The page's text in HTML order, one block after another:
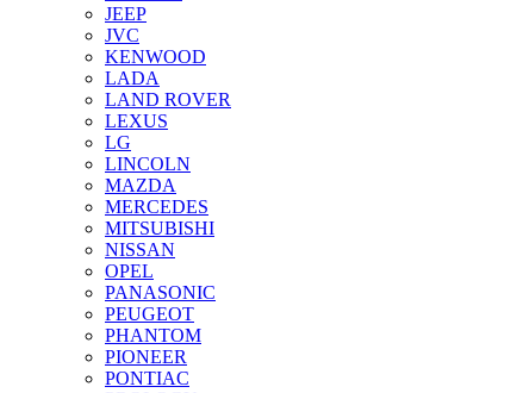
JEEP
JVC
KENWOOD
LADA
LAND ROVER
LEXUS
LG
LINCOLN
MAZDA
MERCEDES
MITSUBISHI
NISSAN
OPEL
PANASONIC
PEUGEOT
PHANTOM
PIONEER
PONTIAC